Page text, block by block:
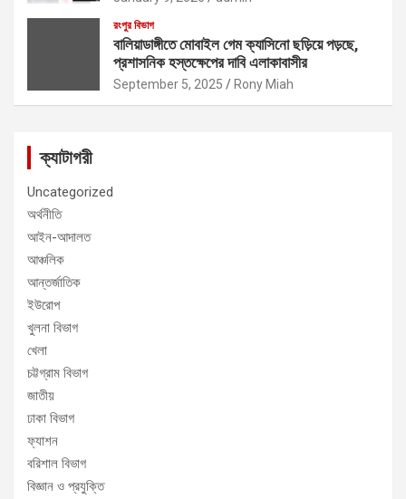
রংপুর বিভাগ
বালিয়াডাঙ্গীতে মোবাইল গেম ক্যাসিনো ছড়িয়ে পড়ছে,
প্রশাসনিক হস্তক্ষেপের দাবি এলাকাবাসীর
September 5, 2025 Rony Miah
ক্যাটাগরী
Uncategorized
অর্থনীতি
আইন-আদালত
আঞ্চলিক
আন্তর্জাতিক
ইউরোপ
খুলনা বিভাগ
খেলা
চট্টগ্রাম বিভাগ
জাতীয়
ঢাকা বিভাগ
ফ্যাশন
বরিশাল বিভাগ
বিজ্ঞান ও প্রযুক্তি